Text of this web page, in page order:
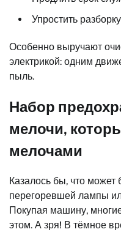
Упростить
Особенно выручают
электрикой: одним
пыль.
Набор
мелочи,
мелочами
Казалось бы, что
перегоревшей лампы
Покупая машину,
этом. А зря! В тёмное